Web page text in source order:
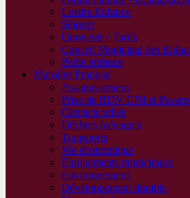
Loisirs Enfance
Séjours
Quotients / Tarifs
Conseil Municipal des
Petite enfance
Marolles Pratique
Assainissement
Prise de RDV CNI et
Contacts utiles
Déchets ménagers
Transports
Vie économique
Equipements municipaux
Environnement
Développement durable